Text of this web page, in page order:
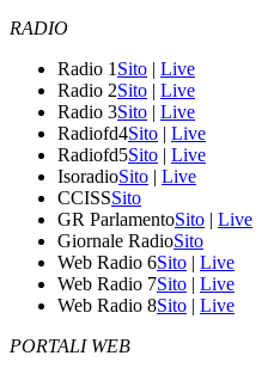
RADIO
Radio 1 Sito | Live
Radio 2Sito | Live
Radio 3Sito | Live
Radiofd4Sito | Live
Radiofd5Sito | Live
IsoradioSito | Live
CCISSSito
GR ParlamentoSito | Live
Giornale RadioSito
Web Radio 6Sito | Live
Web Radio 7Sito | Live
Web Radio 8Sito | Live
PORTALI WEB